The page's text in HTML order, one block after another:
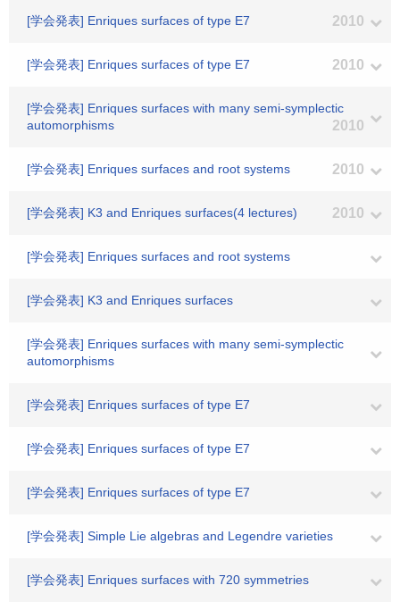
[学会発表] Enriques surfaces of type E7 2010
[学会発表] Enriques surfaces of type E7 2010
[学会発表] Enriques surfaces with many semi-symplectic
automorphisms
2010
[学会発表] Enriques surfaces and root systems 2010
[学会発表] K3 and Enriques surfaces(4 lectures) 2010
[学会発表] Enriques surfaces and root systems
[学会発表] K3 and Enriques surfaces
[学会発表] Enriques surfaces with many semi-symplectic
automorphisms
[学会発表] Enriques surfaces of type E7
[学会発表] Enriques surfaces of type E7
[学会発表] Enriques surfaces of type E7
[学会発表] Simple Lie algebras and Legendre varieties
[学会発表] Enriques surfaces with 720 symmetries